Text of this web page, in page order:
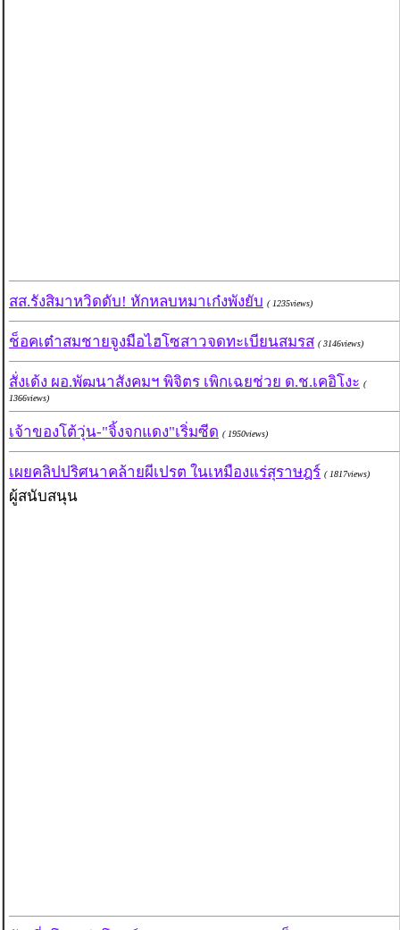
สส.รังสิมาหวิดดับ! หักหลบหมาเก๋งพังยับ ( 1235views)
ช็อคเต๋าสมชายจูงมือไฮโซสาวจดทะเบียนสมรส ( 3146views)
สั่งเด้ง ผอ.พัฒนาสังคมฯ พิจิตร เพิกเฉยช่วย ด.ช.เคอิโงะ (
1366views)
เจ้าของโต้วุ่น-"จิ้งจกแดง"เริ่มซีด ( 1950views)
เผยคลิปปริศนาคล้ายผีเปรต ในเหมืองแร่สุราษฎร์ ( 1817views)
ผู้สนับสนุน